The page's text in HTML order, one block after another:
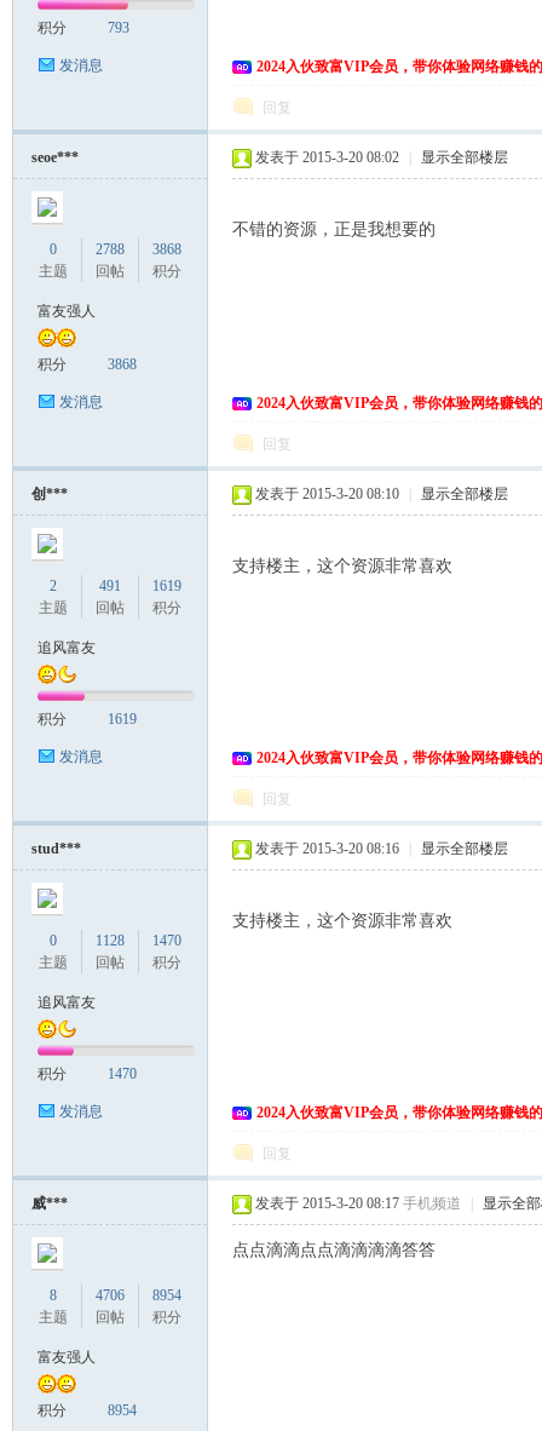
积分 793
发消息 2024入伙致富VIP会员，带你体验网络赚钱
回复
seoe***
0
主题
2788
回帖
3868
积分
富友强人
积分 3868
发消息
发表于 2015-3-20 08:02 显示全部楼层
不错的资源，正是我想要的
2024入伙致富VIP会员，带你体验网络赚钱
回复
创***
2
主题
491
回帖
1619
积分
追风富友
积分 1619
发消息
发表于 2015-3-20 08:10 显示全部楼层
支持楼主，这个资源非常喜欢
2024入伙致富VIP会员，带你体验网络赚钱
回复
stud***
0
主题
1128
回帖
1470
积分
追风富友
积分 1470
发消息
发表于 2015-3-20 08:16 显示全部楼层
支持楼主，这个资源非常喜欢
2024入伙致富VIP会员，带你体验网络赚钱
回复
威***
8
主题
4706
回帖
8954
积分
富友强人
积分 8954
发表于 2015-3-20 08:17 手机频道 显示全
点点滴滴点点滴滴滴滴答答